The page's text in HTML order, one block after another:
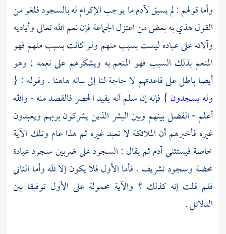
وأما قولهم : لم يسبقلآدمما يوجب الإكرام له بالسجود فلغو من
القول هذي به بعض من اعتزل الجماعة فإن نعم الله تعالى وأياديه
وآلائه على عباده ليست بسبب منهم ولو كانت بسبب منهم فهو
المنعم بذلك السبب فهو المنعم به ويشكرهم على نعمه ; وهو
أيضا باطل على قاعدتهم لا حاجة لنا إلى بيانه هاهنا . وقوله : {
وله يسجدون } فإنه إن سلم أنه يفيد الحصر فالقصد منه - والله
أعلم - الفضل بينهم وبين البشر الذين يشركون بربهم ويعبدون
غيره فأخبرهم أن الملائكة لا تعبد غيره ثم هذا عام وتلك الآية
خاصة فيستثنىآدمثم يقال : السجود على ضربين سجود عبادة
محضة وسجود تشريف . فأما الأول فلا يكون إلا لله وأما الثاني
فلم قلت إنه كذلك ؟ والآية محمولة على الأول توفيقا بين
الدلائل .